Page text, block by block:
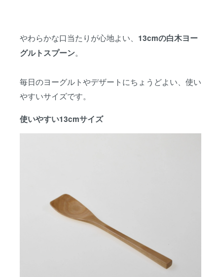
やわらかな口当たりが心地よい、 13cmの白木ヨー
グルトスプーン。
毎日のヨーグルトやデザートにちょうどよい、使い
やすいサイズです。
使いやすい13cmサイズ